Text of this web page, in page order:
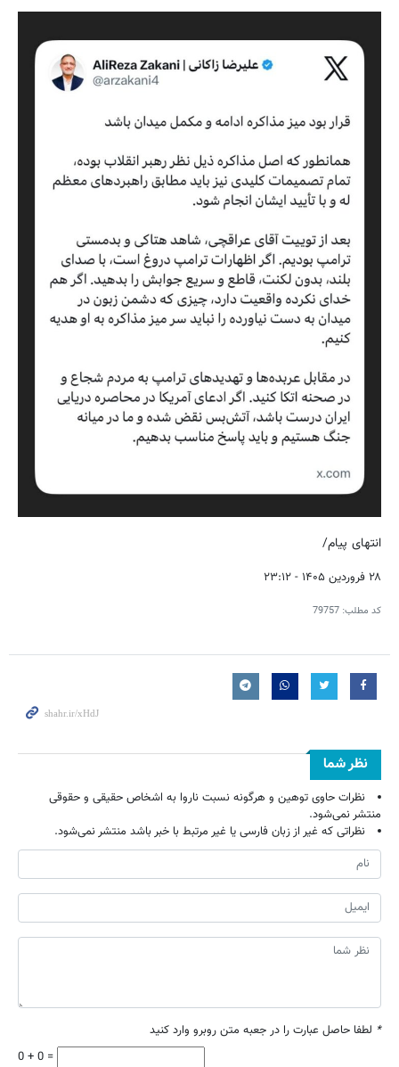
انتهای پیام/
۲۸ فروردین ۱۴۰۵ - ۲۳:۱۲
کد مطلب: 79757
نظر شما
نظرات حاوی توهین و هرگونه نسبت ناروا به اشخاص حقیقی و حقوقی
منتشر نمی‌شود.
نظراتی که غیر از زبان فارسی یا غیر مرتبط با خبر باشد منتشر نمی‌شود.
* لطفا حاصل عبارت را در جعبه متن روبرو وارد کنید
0 + 0 =